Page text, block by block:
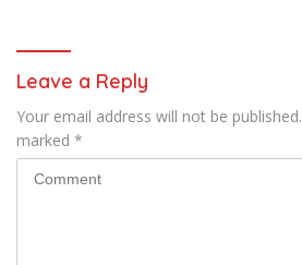
Leave a Reply
Your email address will not be published.
marked *